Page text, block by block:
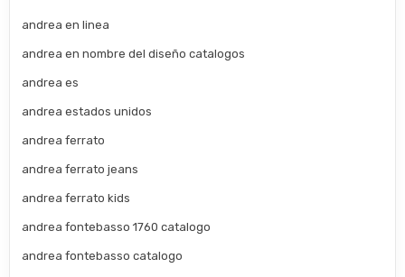
andrea en linea
andrea en nombre del diseño catalogos
andrea es
andrea estados unidos
andrea ferrato
andrea ferrato jeans
andrea ferrato kids
andrea fontebasso 1760 catalogo
andrea fontebasso catalogo